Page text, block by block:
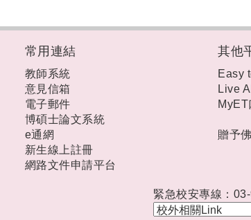
常用連結
教師系統
意見信箱
電子郵件
博碩士論文系統
e通網
新生線上註冊
網路文件申請平台
其他
Easy
Live
MyET
贈予
緊急校安專線：